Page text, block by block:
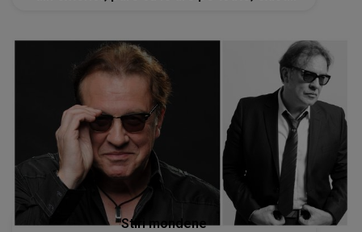
Stiri mondene